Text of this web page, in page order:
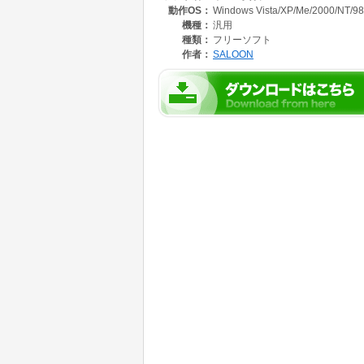
きます。
6 どの賞状作成でも、枠飾りは60種以上の中
し、若干飾りが定位置からずれることがあり
なお、賞状シートの行、列のフォーマットを
動させて使ってください。
8 賞状に別な飾りを付けたいときは、自分で
9 印刷は作成した名簿にしたがって順番に連
るようにしました。
動作OS： Windows Vista/XP/Me/2000/NT/
機種： 汎用
種類： フリーソフト
作者： SALOON